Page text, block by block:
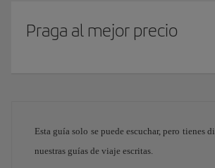
Praga al mejor precio
Esta guía solo se puede escuchar, pero tienes
nuestras guías de viaje escritas.